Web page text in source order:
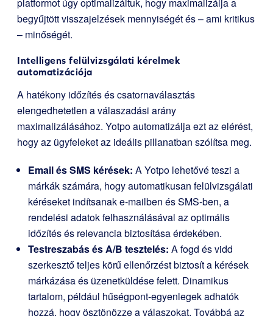
platformot úgy optimalizáltuk, hogy maximalizálja a
begyűjtött visszajelzések mennyiségét és – ami kritikus
– minőségét.
Intelligens felülvizsgálati kérelmek
automatizációja
A hatékony időzítés és csatornaválasztás
elengedhetetlen a válaszadási arány
maximalizálásához. Yotpo automatizálja ezt az elérést,
hogy az ügyfeleket az ideális pillanatban szólítsa meg.
Email és SMS kérések: A Yotpo lehetővé teszi a
márkák számára, hogy automatikusan felülvizsgálati
kéréseket indítsanak e-mailben és SMS-ben, a
rendelési adatok felhasználásával az optimális
időzítés és relevancia biztosítása érdekében.
Testreszabás és A/B tesztelés: A fogd és vidd
szerkesztő teljes körű ellenőrzést biztosít a kérések
márkázása és üzenetküldése felett. Dinamikus
tartalom, például hűségpont-egyenlegek adhatók
hozzá, hogy ösztönözze a válaszokat. Továbbá az